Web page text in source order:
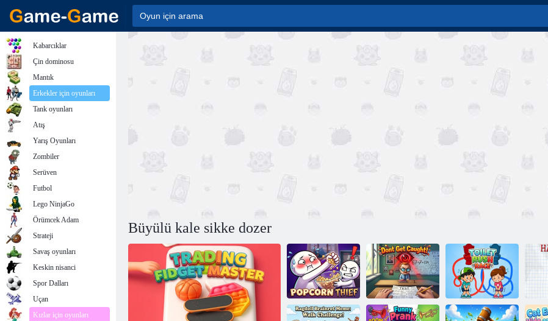
Büyülü kale sikke dozer
Kabarcıklar
Çin dominosu
Mantık
Erkekler için oyunları
Tank oyunları
Atış
Yarış Oyunları
Zombiler
Serüven
Futbol
Lego NinjaGo
Örümcek Adam
Strateji
Savaş oyunları
Keskin nisanci
Spor Dalları
Uçan
Kızlar için oyunları